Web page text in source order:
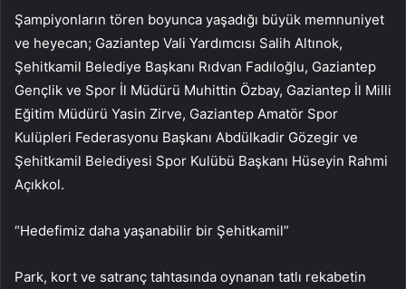
Şampiyonların tören boyunca yaşadığı büyük memnuniyet
ve heyecan; Gaziantep Vali Yardımcısı Salih Altınok,
Şehitkamil Belediye Başkanı Rıdvan Fadıloğlu, Gaziantep
Gençlik ve Spor İl Müdürü Muhittin Özbay, Gaziantep İl Milli
Eğitim Müdürü Yasin Zirve, Gaziantep Amatör Spor
Kulüpleri Federasyonu Başkanı Abdülkadir Gözegir ve
Şehitkamil Belediyesi Spor Kulübü Başkanı Hüseyin Rahmi
Açıkkol.
“Hedefimiz daha yaşanabilir bir Şehitkamil”
Park, kort ve satranç tahtasında oynanan tatlı rekabetin